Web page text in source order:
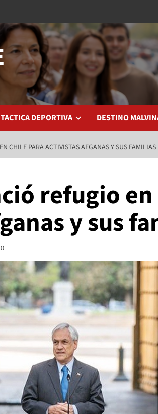
TACTICA DEPORTIVA DESTINO
CHILE PARA ACTIVISTAS AFGANAS Y SUS FAMILIAS
refugio
y sus
0